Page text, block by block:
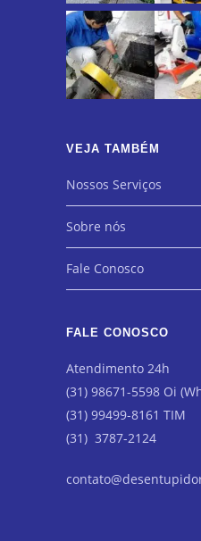
VEJA TAMBÉM
Nossos Serviços
Sobre nós
Fale Conosco
FALE CONOSCO
Atendimento 24h
(31) 98671-5598 Oi
(31) 99499-8161 TIM
(31) 3787-2124